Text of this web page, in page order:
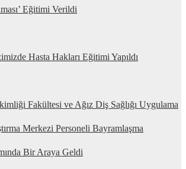
Eğitimi Verildi
Hasta Hakları Eğitimi Yapıldı
Fakültesi ve Ağız Diş Sağlığı Uygulama
Merkezi Personeli Bayramlaşma
Bir Araya Geldi